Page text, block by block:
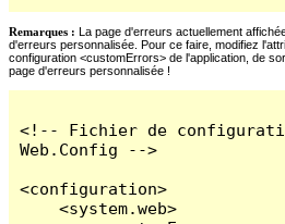
Remarques : La page d'erreurs actuellement
d'erreurs personnalisée. Pour ce faire, modifiez
configuration <customErrors> de l'application, de
page d'erreurs personnalisée !
<!-- Fichier de
Web.Config -->
<configuration>
    <system.web>